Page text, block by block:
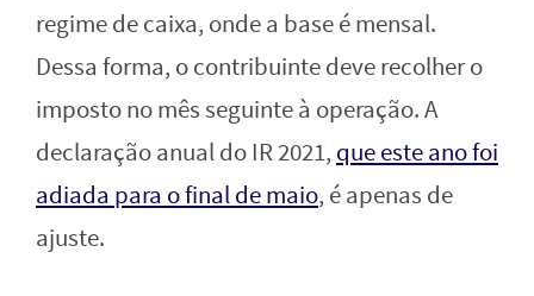
regime de caixa, onde a base é mensal.
Dessa forma, o contribuinte deve recolher o
imposto no mês seguinte à operação. A
declaração anual do IR 2021, que este ano foi
adiada para o final de maio, é apenas de
ajuste.